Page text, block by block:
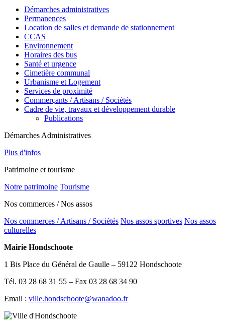
Démarches administratives
Permanences
Location de salles et demande de stationnement
CCAS
Environnement
Horaires des bus
Santé et urgence
Cimetière communal
Urbanisme et Logement
Services de proximité
Commerçants / Artisans / Sociétés
Cadre de vie, travaux et développement durable
Publications
Démarches Administratives
Plus d'infos
Patrimoine et tourisme
Notre patrimoine Tourisme
Nos commerces / Nos assos
Nos commerces / Artisans / Sociétés Nos assos sportives Nos assos
culturelles
Mairie Hondschoote
1 Bis Place du Général de Gaulle – 59122 Hondschoote
Tél. 03 28 68 31 55 – Fax 03 28 68 34 90
Email : ville.hondschoote@wanadoo.fr